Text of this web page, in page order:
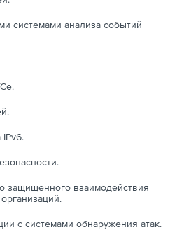
системами анализа событий
защищенного взаимодействия
с системами обнаружения атак.